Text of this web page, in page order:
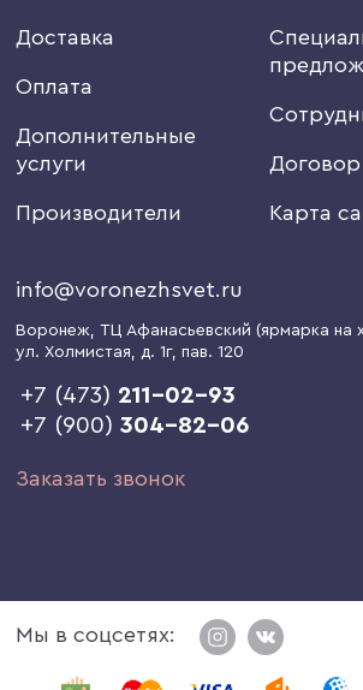
Доставка
Оплата
Дополнительные
услуги
Производители Карта
info@voronezhsvet.ru
Воронеж
, ТЦ Афанасьевский (ярмарка на
ул. Холмистая, д. 1г, пав. 120
+7 (473) 211-02-93
+7 (900)304-82-06
Заказать звонок
Мы в соцсетях: